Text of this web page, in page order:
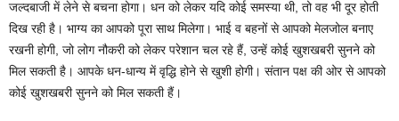
जल्दबाजी में लेने से बचना होगा। धन को लेकर यदि कोई समस्या थी, तो वह भी दूर होती
दिख रही है। भाग्य का आपको पूरा साथ मिलेगा। भाई व बहनों से आपको मेलजोल बनाए
रखनी होगी, जो लोग नौकरी को लेकर परेशान चल रहे हैं, उन्हें कोई खुशखबरी सुनने को
मिल सकती है। आपके धन-धान्य में वृद्धि होने से खुशी होगी। संतान पक्ष की ओर से आपको
कोई खुशखबरी सुनने को मिल सकती हैं।